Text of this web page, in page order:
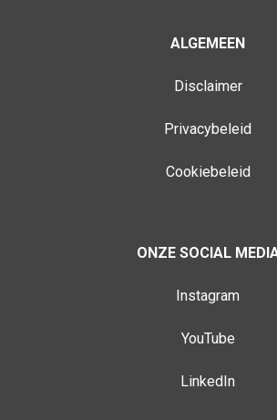
ALGEMEEN
Disclaimer
Privacybeleid
Cookiebeleid
ONZE SOCIAL
Instagram
YouTube
LinkedIn